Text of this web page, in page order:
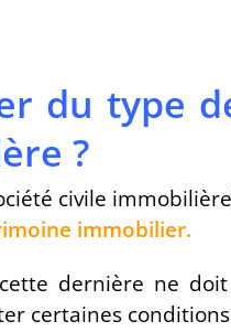
du type
?
civile
immobilier.
dernière ne
certaines